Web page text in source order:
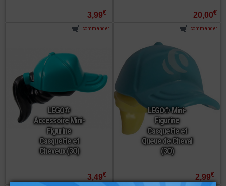
3,99€ 20,00€
LEGO®
Accessoire Mini-
Figurine
Casquette et
Cheveux (3O)
3,49€
commander
LEGO® Mini-
Figurine
Casquette et
Queue de Cheval
(3O)
2,99€
commander